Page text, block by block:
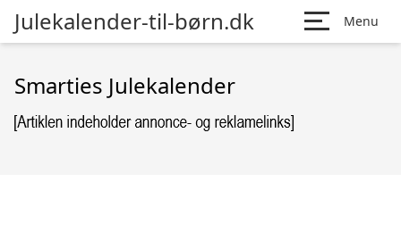
Julekalender-til-børn.dk Menu
Smarties Julekalender